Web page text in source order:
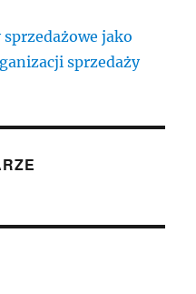
jako
sprzedaży